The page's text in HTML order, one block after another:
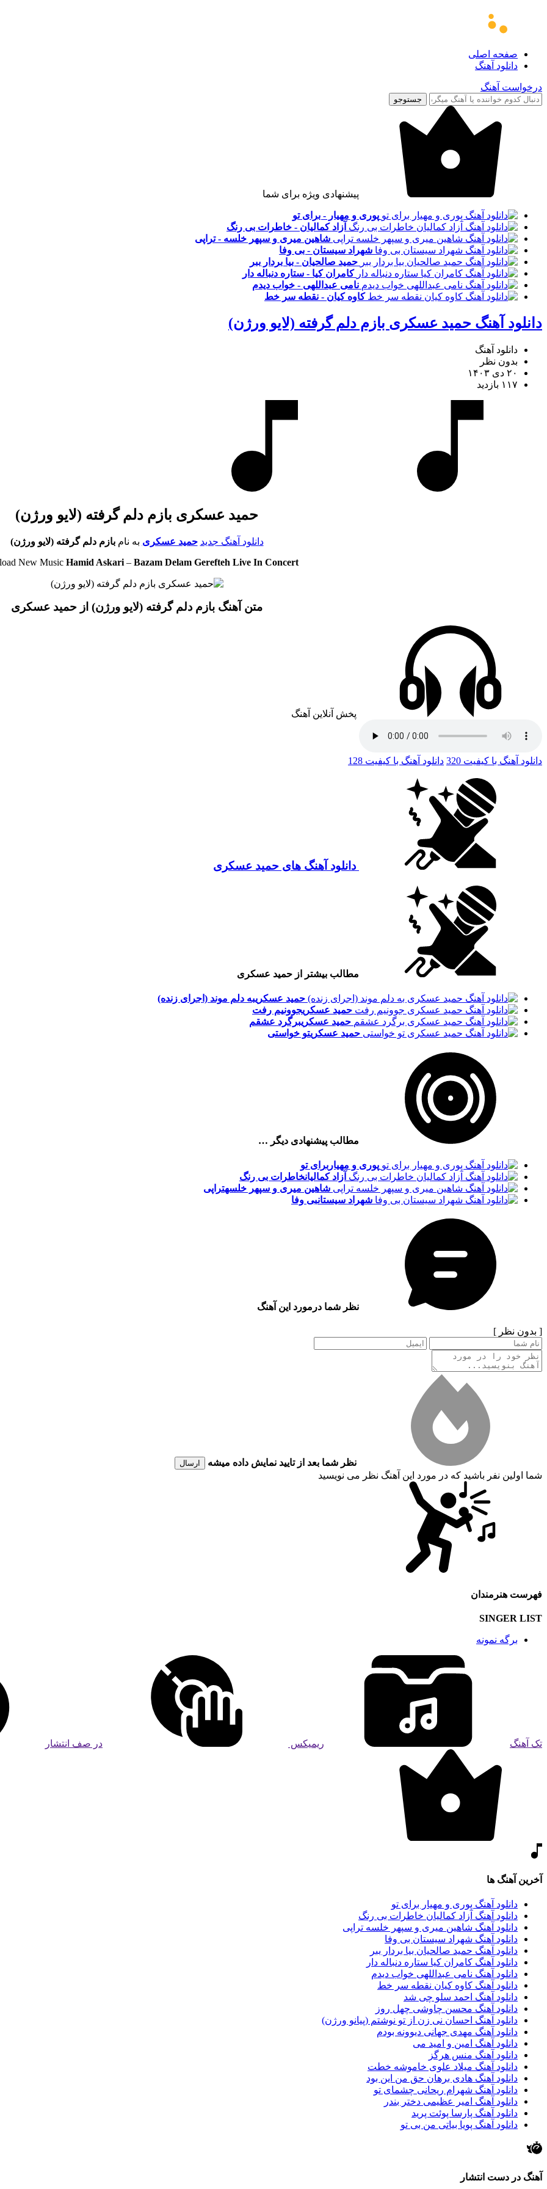
صفحه اصلی
دانلود آهنگ
درخواست آهنگ
جستوجو
پیشنهادی ویژه برای شما
پوری و مهیار - برای تو
آزاد کمالیان - خاطرات بی رنگ
شاهین میری و سپهر خلسه - تراپی
شهراد سیستان - بی وفا
حمید صالحیان - بیا بردار ببر
کامران کیا - ستاره دنباله دار
نامی عبداللهی - خواب دیدم
کاوه کیان - نقطه سر خط
دانلود آهنگ حمید عسکری بازم دلم گرفته (لایو ورژن)
دانلود آهنگ
بدون نظر
۲۰ دی ۱۴۰۳
۱۱۷ بازدید
حمید عسکری بازم دلم گرفته (لایو ورژن)
دانلود آهنگ جدید حمید عسکری به نامبازم دلم گرفته (لایو ورژن)
New Music Hamid Askari – Bazam Delam Gerefteh Live In Concert
متن آهنگ بازم دلم گرفته (لایو ورژن) از حمید عسکری
پخش آنلاین آهنگ
دانلود آهنگ با کیفیت 320 دانلود آهنگ با کیفیت 128
دانلود آهنگ های حمید عسکری
مطالب بیشتر از حمید عسکری
حمید عسکریبه دلم موند (اجرای زنده)
حمید عسکریجوونیم رفت
حمید عسکریبرگرد عشقم
حمید عسکریتو خواستی
مطالب پیشنهادی دیگر …
پوری و مهیار برای تو
آزاد کمالیانخاطرات بی رنگ
شاهین میری و سپهر خلسهتراپی
شهراد سیستانبی وفا
نظر شما درمورد این آهنگ
[ بدون نظر ]
نظر شما بعد از تایید نمایش داده میشه ارسال
شما اولین نفر باشید که در مورد این آهنگ نظر می نویسید
فهرست هنرمندان
SINGER LIST
برگه نمونه
تک آهنگ ریمیکس در صف انتشار
آخرین آهنگ ها
دانلود آهنگ پوری و مهیار برای تو
دانلود آهنگ آزاد کمالیان خاطرات بی رنگ
دانلود آهنگ شاهین میری و سپهر خلسه تراپی
دانلود آهنگ شهراد سیستان بی وفا
دانلود آهنگ حمید صالحیان بیا بردار ببر
دانلود آهنگ کامران کیا ستاره دنباله دار
دانلود آهنگ نامی عبداللهی خواب دیدم
دانلود آهنگ کاوه کیان نقطه سر خط
دانلود آهنگ احمد سلو چی شد
دانلود آهنگ محسن چاوشی چهل روز
دانلود آهنگ احسان نی زن از تو نوشتم (پیانو ورژن)
دانلود آهنگ مهدی جهانی دیوونه بودم
دانلود آهنگ امین و امید می
دانلود آهنگ منس هرگز
دانلود آهنگ میلاد علوی خاموشه خطت
دانلود آهنگ هادی برهان حق من این بود
دانلود آهنگ شهرام ریحانی چشمای تو
دانلود آهنگ امیر عظیمی دختر بندر
دانلود آهنگ پارسا پوئت پرید
دانلود آهنگ پویا بیاتی من بی تو
آهنگ در دست انتشار